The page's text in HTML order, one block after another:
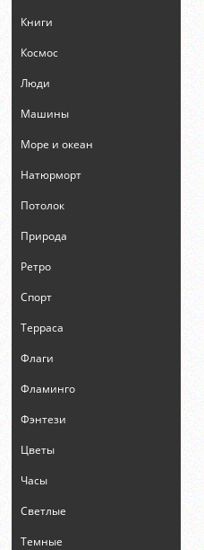
Книги
Космос
Люди
Машины
Море и океан
Натюрморт
Потолок
Природа
Ретро
Спорт
Терраса
Флаги
Фламинго
Фэнтези
Цветы
Часы
Светлые
Темные